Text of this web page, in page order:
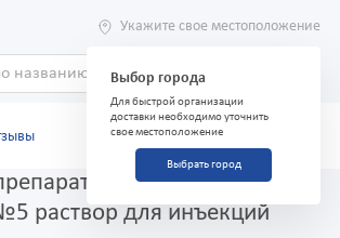
Укажите свое местоположение
Выбор города
Для быстрой организации
доставки необходимо уточнить
свое местоположение
Выбрать город
Магния сульфат
раствор для инъекций